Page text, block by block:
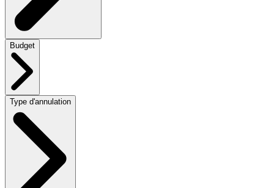
Budget
Type d'annulation